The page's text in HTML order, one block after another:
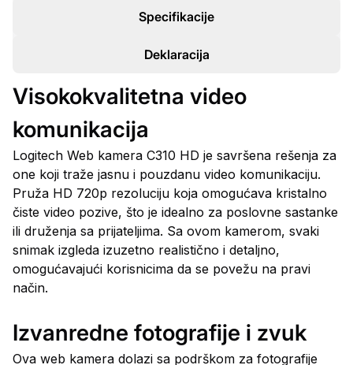
Specifikacije
Deklaracija
Visokokvalitetna video
komunikacija
Logitech Web kamera C310 HD je savršena rešenja za
one koji traže jasnu i pouzdanu video komunikaciju.
Pruža HD 720p rezoluciju koja omogućava kristalno
čiste video pozive, što je idealno za poslovne sastanke
ili druženja sa prijateljima. Sa ovom kamerom, svaki
snimak izgleda izuzetno realistično i detaljno,
omogućavajući korisnicima da se povežu na pravi
način.
Izvanredne fotografije i zvuk
Ova web kamera dolazi sa podrškom za fotografije